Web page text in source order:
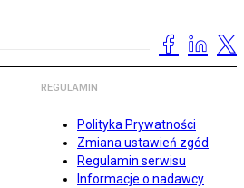
REGULAMIN
Polityka Prywatności
Zmiana ustawień zgód
Regulamin serwisu
Informacje o nadawcy